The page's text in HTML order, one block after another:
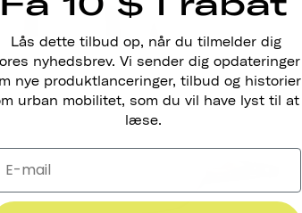
Lås dette tilbud op, når du tilmelder dig
nyhedsbrev. Vi sender dig opdateringer
nye produktlanceringer, tilbud og historier
urban mobilitet, som du vil have lyst til at
læse.